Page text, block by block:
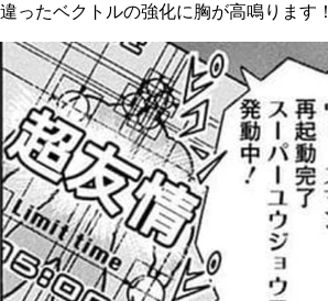
違ったベクトルの強化に胸が高鳴ります！